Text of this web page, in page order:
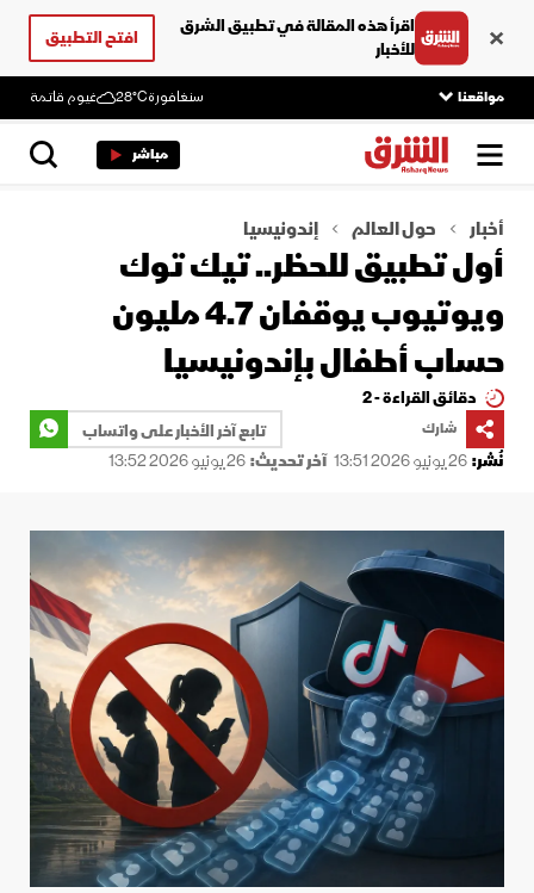
اقرأ هذه المقالة في تطبيق الشرق
للأخبار
افتح التطبيق
مواقعنا سنغافورة28°C غيوم قاتمة
مباشر
أخبار حول العالم إندونيسيا
أول تطبيق للحظر.. تيك توك
ويوتيوب يوقفان 4.7 مليون
حساب أطفال بإندونيسيا
دقائق القراءة - 2
شارك
تابع آخر الأخبار على واتساب
نُشر:26 يونيو 2026 13:51 آخر تحديث:26 يونيو 2026 13:52